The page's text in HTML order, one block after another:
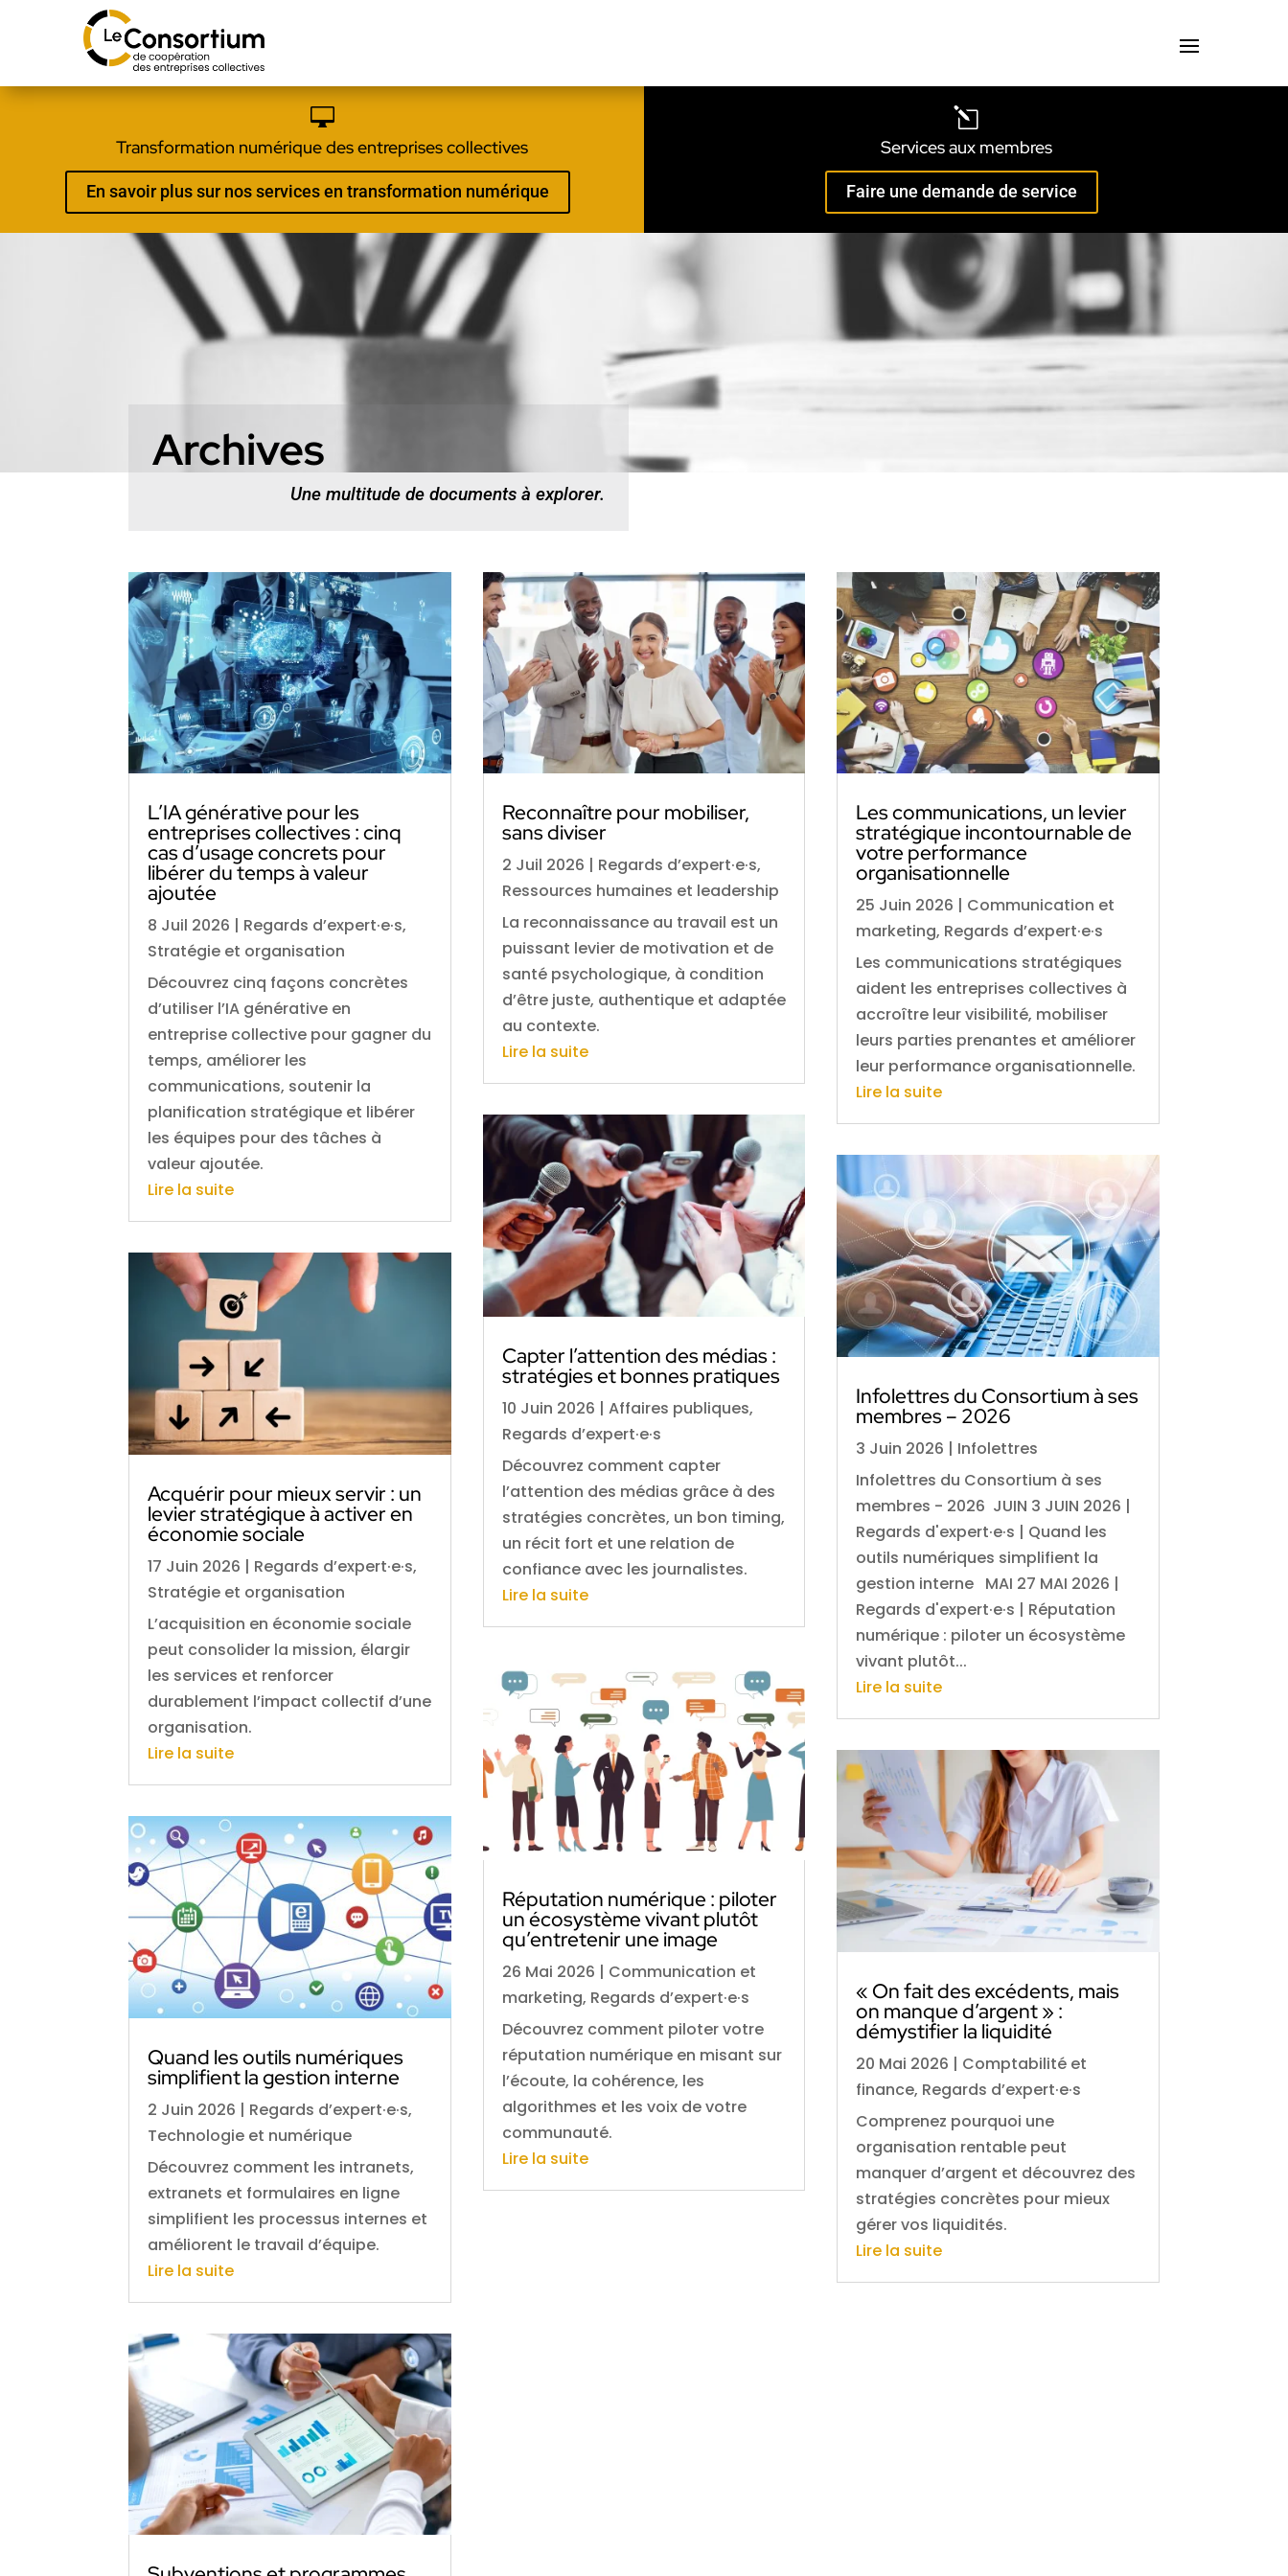

Transformation numérique des entreprises collectives
En savoir plus sur nos services en transformation numérique
l
Services aux membres
Faire une demande de service
Archives
Une multitude de documents à explorer.
L’IA générative pour les
entreprises collectives : cinq
cas d’usage concrets pour
libérer du temps à valeur
ajoutée
8 Juil 2026 | Regards d’expert·e·s,
Stratégie et organisation
Découvrez cinq façons concrètes
d’utiliser l’IA générative en
entreprise collective pour gagner du
temps, améliorer les
communications, soutenir la
planification stratégique et libérer
les équipes pour des tâches à
valeur ajoutée.
Lire la suite
Acquérir pour mieux servir : un
levier stratégique à activer en
économie sociale
17 Juin 2026 | Regards d’expert·e·s,
Stratégie et organisation
L’acquisition en économie sociale
peut consolider la mission, élargir
les services et renforcer
durablement l’impact collectif d’une
organisation.
Lire la suite
Quand les outils numériques
simplifient la gestion interne
2 Juin 2026 | Regards d’expert·e·s,
Technologie et numérique
Découvrez comment les intranets,
extranets et formulaires en ligne
simplifient les processus internes et
améliorent le travail d’équipe.
Lire la suite
Reconnaître pour mobiliser,
sans diviser
2 Juil 2026 | Regards d’expert·e·s,
Ressources humaines et leadership
La reconnaissance au travail est un
puissant levier de motivation et de
santé psychologique, à condition
d’être juste, authentique et adaptée
au contexte.
Lire la suite
Capter l’attention des médias :
stratégies et bonnes pratiques
10 Juin 2026 | Affaires publiques,
Regards d’expert·e·s
Découvrez comment capter
l’attention des médias grâce à des
stratégies concrètes, un bon timing,
un récit fort et une relation de
confiance avec les journalistes.
Lire la suite
Réputation numérique : piloter
un écosystème vivant plutôt
qu’entretenir une image
26 Mai 2026 | Communication et
marketing, Regards d’expert·e·s
Découvrez comment piloter votre
réputation numérique en misant sur
l’écoute, la cohérence, les
algorithmes et les voix de votre
communauté.
Lire la suite
Les communications, un levier
stratégique incontournable de
votre performance
organisationnelle
25 Juin 2026 | Communication et
marketing, Regards d’expert·e·s
Les communications stratégiques
aident les entreprises collectives à
accroître leur visibilité, mobiliser
leurs parties prenantes et améliorer
leur performance organisationnelle.
Lire la suite
Infolettres du Consortium à ses
membres – 2026
3 Juin 2026 | Infolettres
Infolettres du Consortium à ses
membres - 2026 JUIN 3 JUIN 2026 |
Regards d'expert·e·s | Quand les
outils numériques simplifient la
gestion interne MAI 27 MAI 2026 |
Regards d'expert·e·s | Réputation
numérique : piloter un écosystème
vivant plutôt...
Lire la suite
« On fait des excédents, mais
on manque d’argent » :
démystifier la liquidité
20 Mai 2026 | Comptabilité et
finance, Regards d’expert·e·s
Comprenez pourquoi une
organisation rentable peut
manquer d’argent et découvrez des
stratégies concrètes pour mieux
gérer vos liquidités.
Lire la suite